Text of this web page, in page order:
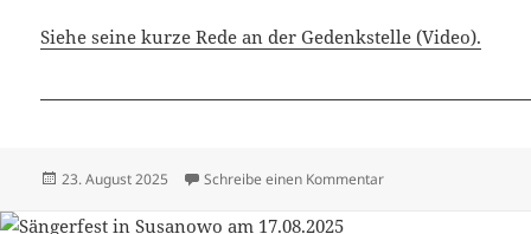
Siehe seine kurze Rede an der Gedenkstelle (Video).
Veröffentlicht
23. August 2025 Schreibe einen Kommentarzu Dimitri Mannikow